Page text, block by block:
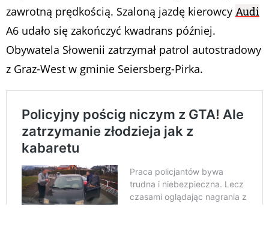
zawrotną prędkością. Szaloną jazdę kierowcy Audi
A6 udało się zakończyć kwadrans później.
Obywatela Słowenii zatrzymał patrol autostradowy
z Graz-West w gminie Seiersberg-Pirka.